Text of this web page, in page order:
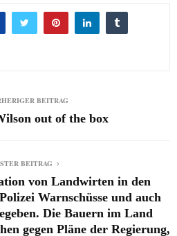
BEITRAG
out of the box
BEITRAG
von Landwirten in den
Warnschüsse und auch
Die Bauern im Land
gegen Pläne der Regierung,